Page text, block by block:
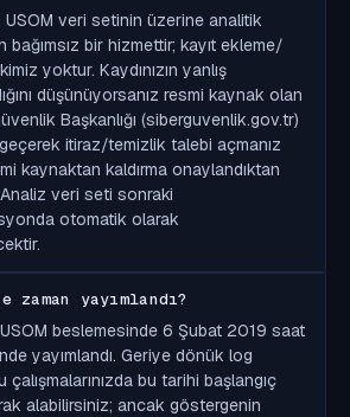
USOM veri setinin üzerine analitik
bağımsız bir hizmettir; kayıt ekleme/
yoktur. Kaydınızın yanlış
düşünüyorsanız resmi kaynak olan
Başkanlığı (siberguvenlik.gov.tr)
itiraz/temizlik talebi açmanız
kaynaktan kaldırma onaylandıktan
veri seti sonraki
otomatik olarak
yayımlandı?
USOM beslemesinde 6 Şubat 2019 saat
yayımlandı. Geriye dönük log
bu tarihi başlangıç
alabilirsiniz; ancak göstergenin